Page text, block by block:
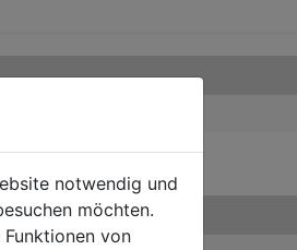
notwendig und
möchten.
von